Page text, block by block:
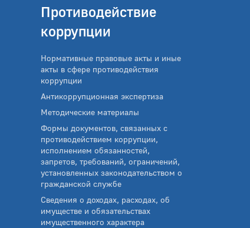
Противодействие
коррупции
Нормативные правовые акты и иные
акты в сфере противодействия
коррупции
Антикоррупционная экспертиза
Методические материалы
Формы документов, связанных с
противодействием коррупции,
исполнением обязанностей,
запретов, требований, ограничений,
установленных законодательством о
гражданской службе
Сведения о доходах, расходах, об
имуществе и обязательствах
имущественного характера